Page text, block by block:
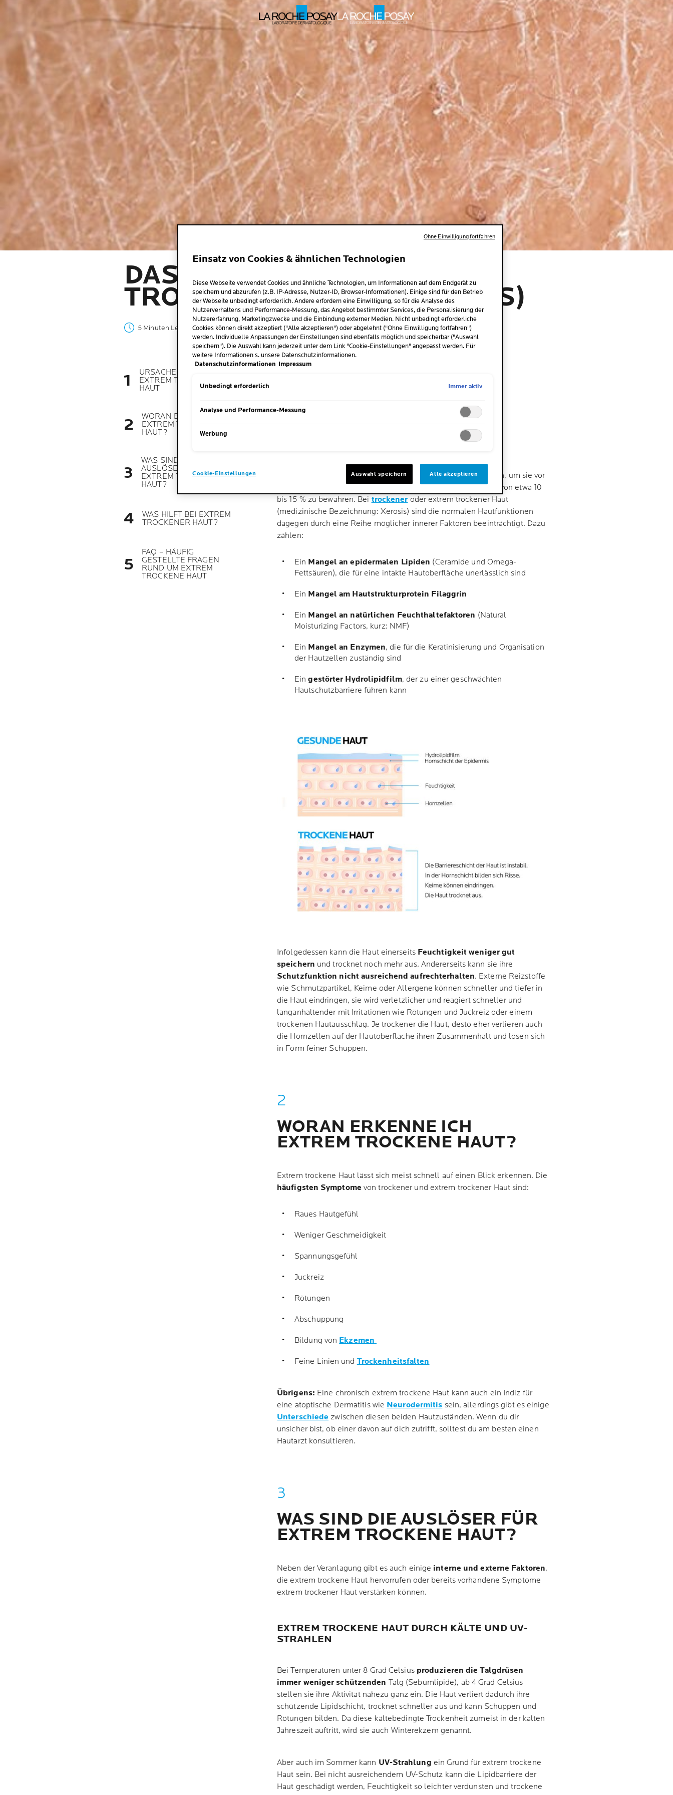
DAS HILFT BEI EXTREM
TROCKENER HAUT (XEROSIS)
5 Minuten Lesezeit| 22 Oktober 2025
URSACHEN VON
EXTREM TROCKENER
HAUT
WORAN ERKENNE ICH
EXTREM TROCKENE
HAUT?
WAS SIND DIE
AUSLÖSER FÜR
EXTREM TROCKENE
HAUT?
WAS HILFT BEI EXTREM
TROCKENER HAUT?
FAQ – HÄUFIG
GESTELLTE FRAGEN
RUND UM EXTREM
TROCKENE HAUT
URSACHEN VON EXTREM
Normalerweise besitzt die Haut eine natürliche Barrierefunktion, um sie vor
Umwelteinflüssen zu schützen und einen Feuchtigkeitsgehalt von etwa 10
bis 15 % zu bewahren. Bei trockener oder extrem trockener Haut
(medizinische Bezeichnung: Xerosis) sind die normalen Hautfunktionen
dagegen durch eine Reihe möglicher innerer Faktoren beeinträchtigt. Dazu
zählen:
Ein Mangel an epidermalen Lipiden (Ceramide und Omega-
Fettsäuren), die für eine intakte Hautoberfläche unerlässlich sind
Ein Mangel am Hautstrukturprotein Filaggrin
Ein Mangel an natürlichen Feuchthaltefaktoren (Natural
Moisturizing Factors, kurz: NMF)
Ein Mangel an Enzymen, die für die Keratinisierung und Organisation
der Hautzellen zuständig sind
Eingestörter Hydrolipidfilm, der zu einer geschwächten
Hautschutzbarriere führen kann
Infolgedessen kann die Haut einerseits Feuchtigkeit weniger gut
speichern und trocknet noch mehr aus. Andererseits kann sie ihre
Schutzfunktion nicht ausreichend aufrechterhalten. Externe Reizstoffe
wie Schmutzpartikel, Keime oder Allergene können schneller und tiefer in
die Haut eindringen, sie wird verletzlicher und reagiert schneller und
langanhaltender mit Irritationen wie Rötungen und Juckreiz oder einem
trockenen Hautausschlag. Je trockener die Haut, desto eher verlieren auch
die Hornzellen auf der Hautoberfläche ihren Zusammenhalt und lösen sich
in Form feiner Schuppen.
WORAN ERKENNE ICH
EXTREM TROCKENE HAUT?
Extrem trockene Haut lässt sich meist schnell auf einen Blick erkennen. Die
häufigsten Symptome von trockener und extrem trockener Haut sind:
Raues Hautgefühl
Weniger Geschmeidigkeit
Spannungsgefühl
Juckreiz
Rötungen
Abschuppung
Bildung von Ekzemen
Feine Linien und Trockenheitsfalten
Übrigens: Eine chronisch extrem trockene Haut kann auch ein Indiz für
eine atoptische Dermatitis wie Neurodermitis sein, allerdings gibt es einige
Unterschiede zwischen diesen beiden Hautzuständen. Wenn du dir
unsicher bist, ob einer davon auf dich zutrifft, solltest du am besten einen
Hautarzt konsultieren.
WAS SIND DIE AUSLÖSER FÜR
EXTREM TROCKENE HAUT?
Neben der Veranlagung gibt es auch einige interne und externe Faktoren,
die extrem trockene Haut hervorrufen oder bereits vorhandene Symptome
extrem trockener Haut verstärken können.
EXTREM TROCKENE HAUT DURCH KÄLTE UND UV-
STRAHLEN
Bei Temperaturen unter 8 Grad Celsius produzieren die Talgdrüsen
immer weniger schützenden Talg (Sebumlipide), ab 4 Grad Celsius
stellen sie ihre Aktivität nahezu ganz ein. Die Haut verliert dadurch ihre
schützende Lipidschicht, trocknet schneller aus und kann Schuppen und
Rötungen bilden. Da diese kältebedingte Trockenheit zumeist in der kalten
Jahreszeit auftritt, wird sie auch Winterekzem genannt.
Aber auch im Sommer kann UV-Strahlung ein Grund für extrem trockene
Haut sein. Bei nicht ausreichendem UV-Schutz kann die Lipidbarriere der
Haut geschädigt werden, Feuchtigkeit so leichter verdunsten und trockene
Einsatz von Cookies & ähnlichen Technologien
Diese Webseite verwendet Cookies und ähnliche Technologien, um Informationen auf dem Endgerät zu
speichern und abzurufen (z.B. IP-Adresse, Nutzer-ID, Browser-Informationen). Einige sind für den Betrieb
der Webseite unbedingt erforderlich. Andere erfordern eine Einwilligung, so für die Analyse des
Nutzerverhaltens und Performance-Messung, das Angebot bestimmter Services, die Personalisierung der
Nutzererfahrung, Marketingzwecke und die Einbindung externer Medien. Nicht unbedingt erforderliche
Cookies können direkt akzeptiert ("Alle akzeptieren") oder abgelehnt ("Ohne Einwilligung fortfahren")
werden. Individuelle Anpassungen der Einstellungen sind ebenfalls möglich und speicherbar ("Auswahl
speichern"). Die Auswahl kann jederzeit unter dem Link "Cookie-Einstellungen" angepasst werden. Für
weitere Informationen s. unsere Datenschutzinformationen.
Datenschutzinformationen Impressum
Unbedingt erforderlich Immer aktiv
Analyse und Performance-Messung
Werbung
Cookie-Einstellungen Auswahl speichern Alle akzeptieren
Ohne Einwilligung fortfahren